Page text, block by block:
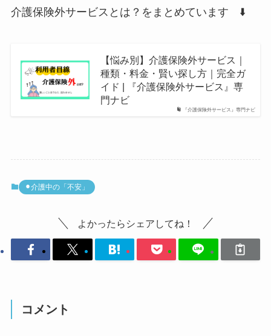
介護保険外サービスとは？をまとめています ⬇️
『介護保険外サービス』専門ナビ
【悩み別】介護保険外サービス｜
種類・料金・賢い探し方｜完全ガ
イド | 『介護保険外サービス』専
門ナビ
⚫︎介護中の「不安」
よかったらシェアしてね！
コメント